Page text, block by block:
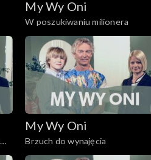
My Wy Oni
W poszukiwaniu milionera
My Wy Oni
Brzuch do wynajęcia